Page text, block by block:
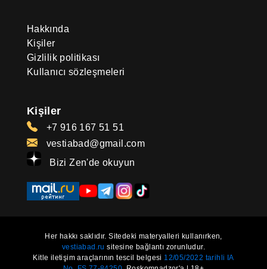
Hakkında
Kişiler
Gizlilik politikası
Kullanıcı sözleşmeleri
Kişiler
+7 916 167 51 51
vestiabad@gmail.com
Bizi Zen'de okuyun
Her hakkı saklıdır. Sitedeki materyalleri kullanırken,
vestiabad.ru sitesine bağlantı zorunludur.
Kitle iletişim araçlarının tescil belgesi 12/05/2022 tarihli IA